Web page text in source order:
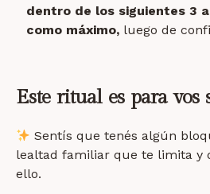
dentro de los siguientes 3
como máximo, luego de
Este ritual es para vos
Sentís que tenés algún
lealtad familiar que te limita y
ello.